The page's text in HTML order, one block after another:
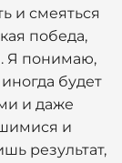
и смеяться
победа,
Я понимаю,
будет
и даже
и
результат,